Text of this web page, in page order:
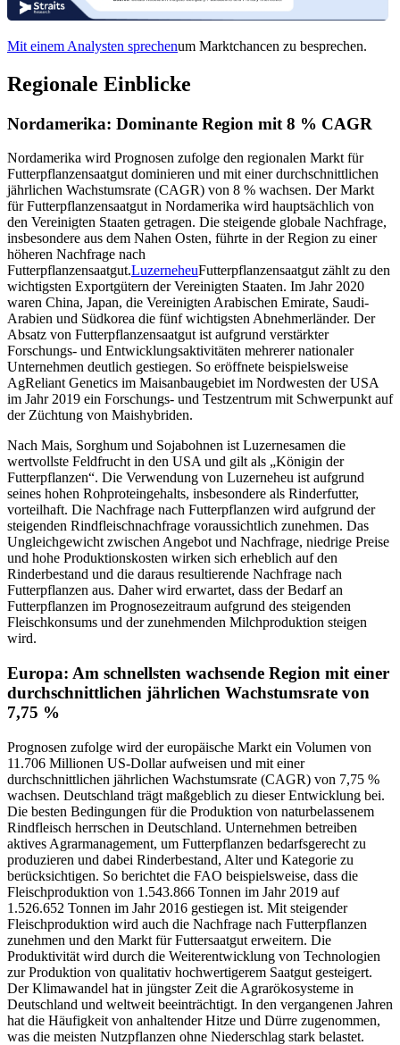
Mit einem Analysten sprechenum Marktchancen zu besprechen.
Regionale Einblicke
Nordamerika: Dominante Region mit 8 % CAGR
Nordamerika wird Prognosen zufolge den regionalen Markt für
Futterpflanzensaatgut dominieren und mit einer durchschnittlichen
jährlichen Wachstumsrate (CAGR) von 8 % wachsen. Der Markt
für Futterpflanzensaatgut in Nordamerika wird hauptsächlich von
den Vereinigten Staaten getragen. Die steigende globale Nachfrage,
insbesondere aus dem Nahen Osten, führte in der Region zu einer
höheren Nachfrage nach
Futterpflanzensaatgut.LuzerneheuFutterpflanzensaatgut zählt zu den
wichtigsten Exportgütern der Vereinigten Staaten. Im Jahr 2020
waren China, Japan, die Vereinigten Arabischen Emirate, Saudi-
Arabien und Südkorea die fünf wichtigsten Abnehmerländer. Der
Absatz von Futterpflanzensaatgut ist aufgrund verstärkter
Forschungs- und Entwicklungsaktivitäten mehrerer nationaler
Unternehmen deutlich gestiegen. So eröffnete beispielsweise
AgReliant Genetics im Maisanbaugebiet im Nordwesten der USA
im Jahr 2019 ein Forschungs- und Testzentrum mit Schwerpunkt auf
der Züchtung von Maishybriden.
Nach Mais, Sorghum und Sojabohnen ist Luzernesamen die
wertvollste Feldfrucht in den USA und gilt als „Königin der
Futterpflanzen“. Die Verwendung von Luzerneheu ist aufgrund
seines hohen Rohproteingehalts, insbesondere als Rinderfutter,
vorteilhaft. Die Nachfrage nach Futterpflanzen wird aufgrund der
steigenden Rindfleischnachfrage voraussichtlich zunehmen. Das
Ungleichgewicht zwischen Angebot und Nachfrage, niedrige Preise
und hohe Produktionskosten wirken sich erheblich auf den
Rinderbestand und die daraus resultierende Nachfrage nach
Futterpflanzen aus. Daher wird erwartet, dass der Bedarf an
Futterpflanzen im Prognosezeitraum aufgrund des steigenden
Fleischkonsums und der zunehmenden Milchproduktion steigen
wird.
Europa: Am schnellsten wachsende Region mit einer
durchschnittlichen jährlichen Wachstumsrate von
7,75 %
Prognosen zufolge wird der europäische Markt ein Volumen von
11.706 Millionen US-Dollar aufweisen und mit einer
durchschnittlichen jährlichen Wachstumsrate (CAGR) von 7,75 %
wachsen. Deutschland trägt maßgeblich zu dieser Entwicklung bei.
Die besten Bedingungen für die Produktion von naturbelassenem
Rindfleisch herrschen in Deutschland. Unternehmen betreiben
aktives Agrarmanagement, um Futterpflanzen bedarfsgerecht zu
produzieren und dabei Rinderbestand, Alter und Kategorie zu
berücksichtigen. So berichtet die FAO beispielsweise, dass die
Fleischproduktion von 1.543.866 Tonnen im Jahr 2019 auf
1.526.652 Tonnen im Jahr 2016 gestiegen ist. Mit steigender
Fleischproduktion wird auch die Nachfrage nach Futterpflanzen
zunehmen und den Markt für Futtersaatgut erweitern. Die
Produktivität wird durch die Weiterentwicklung von Technologien
zur Produktion von qualitativ hochwertigerem Saatgut gesteigert.
Der Klimawandel hat in jüngster Zeit die Agrarökosysteme in
Deutschland und weltweit beeinträchtigt. In den vergangenen Jahren
hat die Häufigkeit von anhaltender Hitze und Dürre zugenommen,
was die meisten Nutzpflanzen ohne Niederschlag stark belastet.